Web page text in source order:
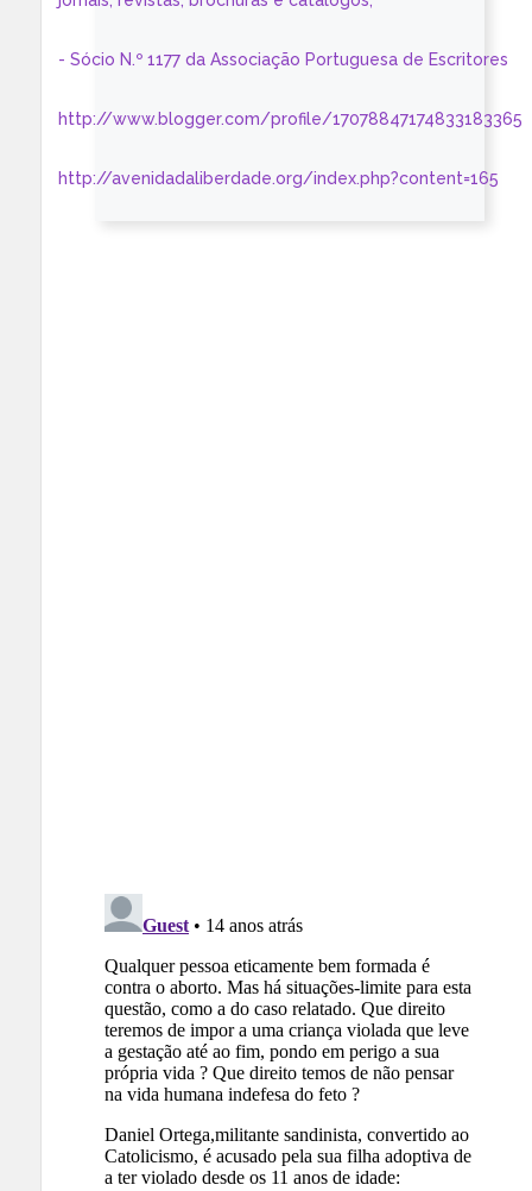
- Sócio N.º 1177 da Associação Portuguesa de Escritores
http://www.blogger.com/profile/17078847174833183365
http://avenidadaliberdade.org/index.php?content=165